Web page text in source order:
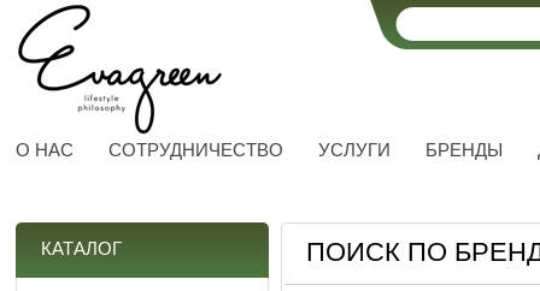
О НАС СОТРУДНИЧЕСТВО УСЛУГИ БРЕНДЫ
КАТАЛОГ ПОИСК ПО